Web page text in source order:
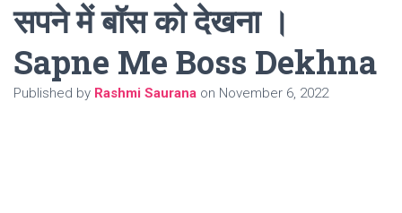
सपने में बॉस को देखना ।
Sapne Me Boss Dekhna
Published by Rashmi Saurana on November 6, 2022